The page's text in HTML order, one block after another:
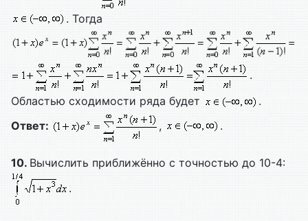
. Тогда
.
Областью сходимости ряда будет
.
Ответ:
, .
10. Вычислить приближённо с точностью до 10-4:
.